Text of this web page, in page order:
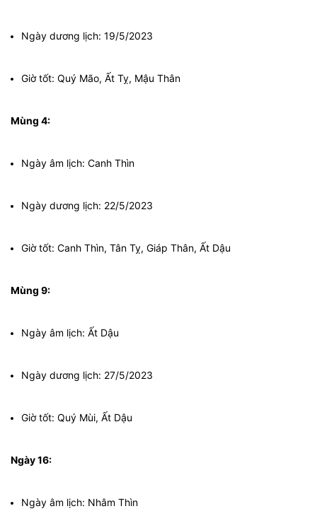
Ngày dương lịch: 19/5/2023
Giờ tốt: Quý Mão, Ất Tỵ, Mậu Thân
Mùng 4:
Ngày âm lịch: Canh Thìn
Ngày dương lịch: 22/5/2023
Giờ tốt: Canh Thìn, Tân Tỵ, Giáp Thân, Ất Dậu
Mùng 9:
Ngày âm lịch: Ất Dậu
Ngày dương lịch: 27/5/2023
Giờ tốt: Quý Mùi, Ất Dậu
Ngày 16:
Ngày âm lịch: Nhâm Thìn